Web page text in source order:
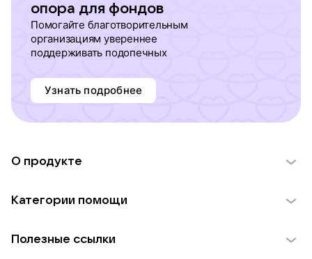
опора для фондов
Помогайте благотворительным
организациям увереннее
поддерживать подопечных
Узнать подробнее
О продукте
Использование материалов
Категории помощи
Полезные ссылки